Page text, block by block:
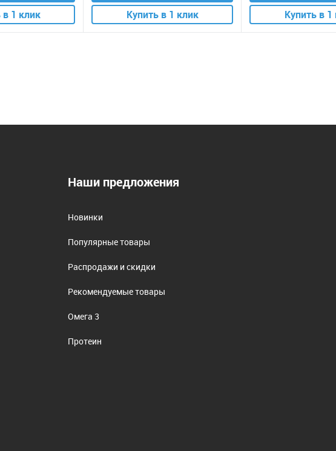
в 1 клик
Купить в 1 клик
Купить в 1
Наши предложения
Новинки
Популярные товары
Распродажи и скидки
Рекомендуемые товары
Омега 3
Протеин